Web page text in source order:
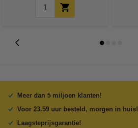
Meer dan 5 miljoen klanten!
Voor 23.59 uur besteld, morgen in huis!
Laagsteprijsgarantie!